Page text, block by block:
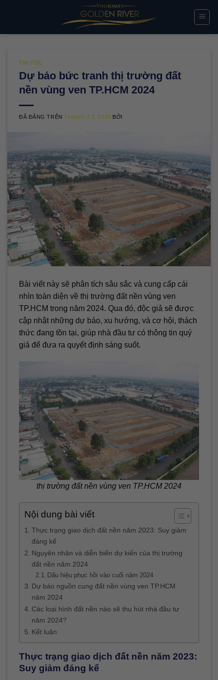
TIN TỨC
Dự báo bức tranh thị trường đất
nền vùng ven TP.HCM 2024
ĐÃ ĐĂNG TRÊNTHÁNG 4 1, 2025 BỞI
Bài viết này sẽ phân tích sâu sắc và cung cấp cái
nhìn toàn diện về thị trường đất nền vùng ven
TP.HCM trong năm 2024. Qua đó, độc giả sẽ được
cập nhật những dự báo, xu hướng, và cơ hội, thách
thức đang tồn tại, giúp nhà đầu tư có thông tin quý
giá để đưa ra quyết định sáng suốt.
thị trường đất nền vùng ven TP.HCM 2024
Nội dung bài viết
Thực trạng giao dịch đất nền năm 2023: Suy giảm
đáng kể
Nguyên nhân và diễn biến dự kiến của thị trường
đất nền năm 2024
Dấu hiệu phục hồi vào cuối năm 2024
Dự báo nguồn cung đất nền vùng ven TP.HCM
năm 2024
Các loại hình đất nền nào sẽ thu hút nhà đầu tư
năm 2024?
Kết luận
Thực trạng giao dịch đất nền năm 2023:
Suy giảm đáng kể